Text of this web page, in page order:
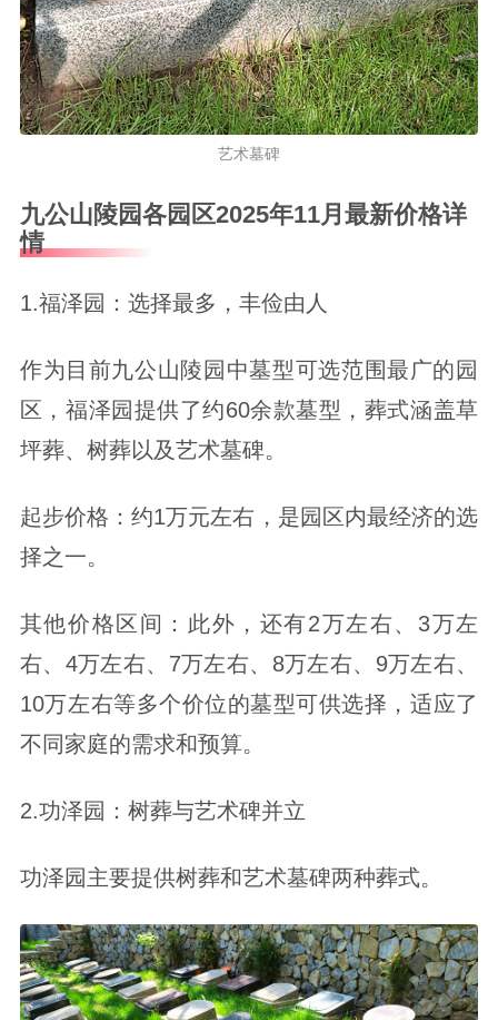
艺术墓碑
九公山陵园各园区2025年11月最新价格详
情
1.福泽园：选择最多，丰俭由人
作为目前九公山陵园中墓型可选范围最广的园
区，福泽园提供了约60余款墓型，葬式涵盖草
坪葬、树葬以及艺术墓碑。
起步价格：约1万元左右，是园区内最经济的选
择之一。
其他价格区间：此外，还有2万左右、3万左
右、4万左右、7万左右、8万左右、9万左右、
10万左右等多个价位的墓型可供选择，适应了
不同家庭的需求和预算。
2.功泽园：树葬与艺术碑并立
功泽园主要提供树葬和艺术墓碑两种葬式。